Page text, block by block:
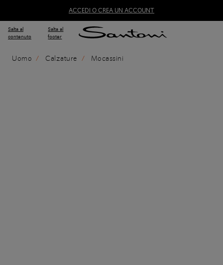
ACCEDI O CREA UN ACCOUNT
Salta al
contenuto
Salta al
footer
Uomo Calzature Mocassini